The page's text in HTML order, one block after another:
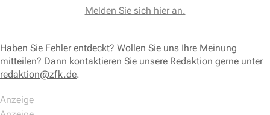
Melden Sie sich hier an.
Haben Sie Fehler entdeckt? Wollen Sie uns Ihre Meinung
mitteilen? Dann kontaktieren Sie unsere Redaktion gerne unter
redaktion@zfk.de.